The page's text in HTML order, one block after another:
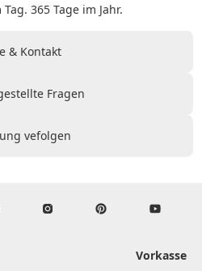
365 Tage im Jahr.
& Kontakt
Fragen
vefolgen
Vorkasse